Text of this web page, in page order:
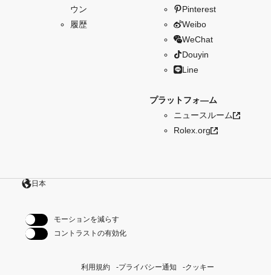
ウン
履歴
Pinterest
Weibo
WeChat
Douyin
Line
プラットフォ―ム
ニュースルーム
Rolex.org
日本
モーションを減らす
コントラストの有効化
利用規約 プライバシー通知 クッキー